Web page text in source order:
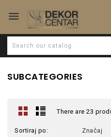

SUBCATEGORIES
There are 23
Sortiraj po: Značaj